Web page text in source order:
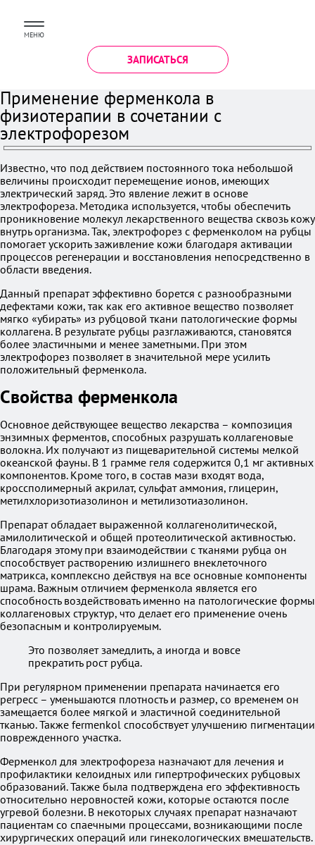
МЕНЮ
ЗАПИСАТЬСЯ
Применение ферменкола в
физиотерапии в сочетании с
электрофорезом
Известно, что под действием постоянного тока небольшой
величины происходит перемещение ионов, имеющих
электрический заряд. Это явление лежит в основе
электрофореза. Методика используется, чтобы обеспечить
проникновение молекул лекарственного вещества сквозь кожу
внутрь организма. Так, электрофорез с ферменколом на рубцы
помогает ускорить заживление кожи благодаря активации
процессов регенерации и восстановления непосредственно в
области введения.
Данный препарат эффективно борется с разнообразными
дефектами кожи, так как его активное вещество позволяет
мягко «убирать» из рубцовой ткани патологические формы
коллагена. В результате рубцы разглаживаются, становятся
более эластичными и менее заметными. При этом
электрофорез позволяет в значительной мере усилить
положительный ферменкола.
Свойства ферменкола
Основное действующее вещество лекарства – композиция
энзимных ферментов, способных разрушать коллагеновые
волокна. Их получают из пищеварительной системы мелкой
океанской фауны. В 1 грамме геля содержится 0,1 мг активных
компонентов. Кроме того, в состав мази входят вода,
кроссполимерный акрилат, сульфат аммония, глицерин,
метилхлоризотиазолинон и метилизотиазолинон.
Препарат обладает выраженной коллагенолитической,
амилолитической и общей протеолитической активностью.
Благодаря этому при взаимодействии с тканями рубца он
способствует растворению излишнего внеклеточного
матрикса, комплексно действуя на все основные компоненты
шрама. Важным отличием ферменкола является его
способность воздействовать именно на патологические формы
коллагеновых структур, что делает его применение очень
безопасным и контролируемым.
Это позволяет замедлить, а иногда и вовсе
прекратить рост рубца.
При регулярном применении препарата начинается его
регресс – уменьшаются плотность и размер, со временем он
замещается более мягкой и эластичной соединительной
тканью. Также fermenkol способствует улучшению пигментации
поврежденного участка.
Ферменкол для электрофореза назначают для лечения и
профилактики келоидных или гипертрофических рубцовых
образований. Также была подтверждена его эффективность
относительно неровностей кожи, которые остаются после
угревой болезни. В некоторых случаях препарат назначают
пациентам со спаечными процессами, возникающими после
хирургических операций или гинекологических вмешательств.